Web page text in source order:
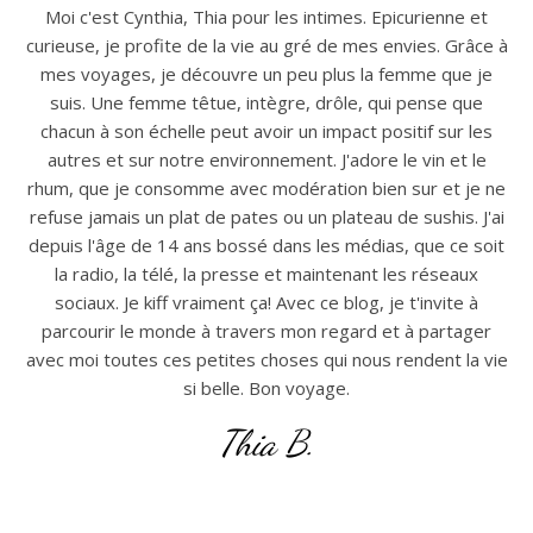
Moi c'est Cynthia, Thia pour les intimes. Epicurienne et
curieuse, je profite de la vie au gré de mes envies. Grâce à
mes voyages, je découvre un peu plus la femme que je
suis. Une femme têtue, intègre, drôle, qui pense que
chacun à son échelle peut avoir un impact positif sur les
autres et sur notre environnement. J'adore le vin et le
rhum, que je consomme avec modération bien sur et je ne
refuse jamais un plat de pates ou un plateau de sushis. J'ai
depuis l'âge de 14 ans bossé dans les médias, que ce soit
la radio, la télé, la presse et maintenant les réseaux
sociaux. Je kiff vraiment ça! Avec ce blog, je t'invite à
parcourir le monde à travers mon regard et à partager
avec moi toutes ces petites choses qui nous rendent la vie
si belle. Bon voyage.
Thia B.